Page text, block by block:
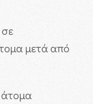
μετά από
άτομα